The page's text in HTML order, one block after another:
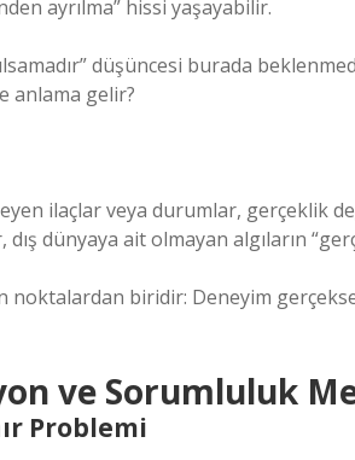
ayrılma” hissi yaşayabilir.
düşüncesi burada
anlama gelir?
ilaçlar veya durumlar, gerçeklik
dünyaya ait olmayan algıların
noktalardan biridir: Deneyim
ve Sorumluluk
Problemi